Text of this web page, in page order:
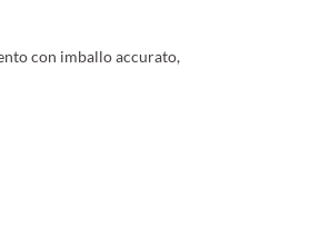
con imballo accurato,